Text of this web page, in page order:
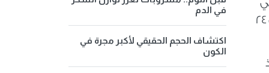
حالة الأخذ بالاعتبار سقوط بغداد في عام 2003 واختفاء أو ذوبان 150 ألف مقاتل كانوا يحيطون بها في خلال 24
في الدم
اكتشاف الحجم الحقيقي لأكبر مجرة في
الكون